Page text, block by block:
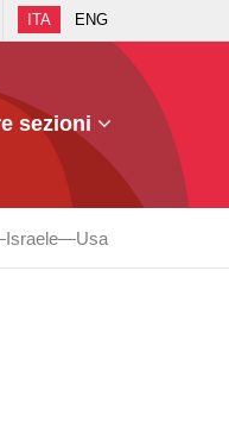
ITA ENG
sezioni
Israele Usa